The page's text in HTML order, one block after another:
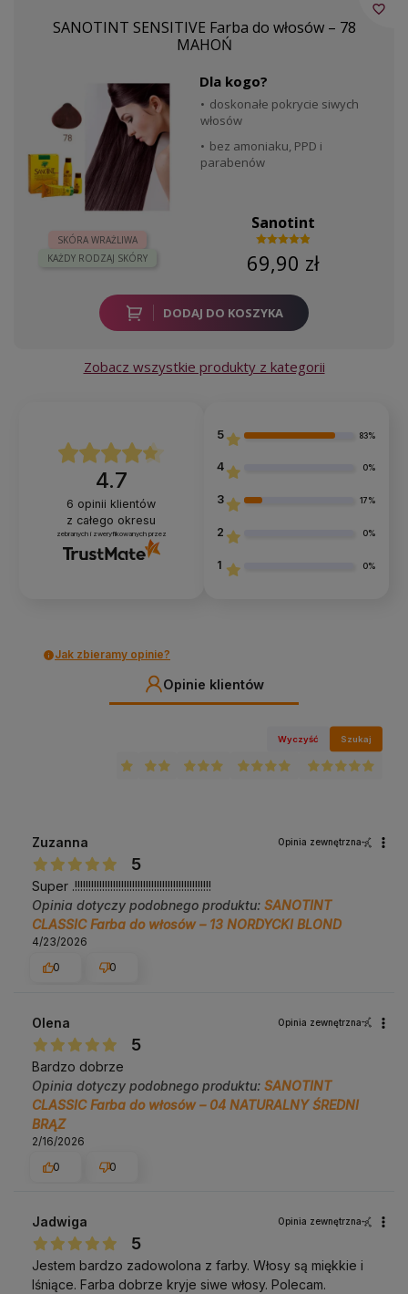
SANOTINT SENSITIVE Farba do włosów – 78
MAHOŃ
SKÓRA WRAŻLIWA
KAŻDY RODZAJ SKÓRY
Dla kogo?
doskonałe pokrycie siwych
włosów
bez amoniaku, PPD i
parabenów
Sanotint
69,90 zł
DODAJ DO KOSZYKA
favorite_border
Zobacz wszystkie produkty z kategorii
4.7
6 opinii klientów
z całego okresu
zebranych i zweryfikowanych przez
5 83%
4 0%
3 17%
2 0%
1 0%
Jak zbieramy opinie?
Opinie klientów
Wyczyść Szukaj
Zuzanna Opinia zewnętrzna
5
Super .!!!!!!!!!!!!!!!!!!!!!!!!!!!!!!!!!!!!!!!!!!!!!!!!!!
Opinia dotyczy podobnego produktu: SANOTINT
CLASSIC Farba do włosów – 13 NORDYCKI BLOND
4/23/2026
0
0
Olena Opinia zewnętrzna
5
Bardzo dobrze
Opinia dotyczy podobnego produktu: SANOTINT
CLASSIC Farba do włosów – 04 NATURALNY ŚREDNI
BRĄZ
2/16/2026
0
0
Jadwiga Opinia zewnętrzna
5
Jestem bardzo zadowolona z farby. Włosy są miękkie i
lśniące. Farba dobrze kryje siwe włosy. Polecam.